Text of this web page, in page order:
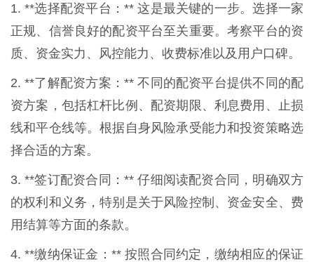
1. **选择配资平台：** 这是最关键的一步。选择一家
正规、信誉良好的配资平台至关重要。考察平台的资
质、资金实力、风控能力、收费标准以及用户口碑。
2. **了解配资方案：** 不同的配资平台提供不同的配
资方案，包括杠杆比例、配资期限、利息费用、止损
线和平仓线等。根据自身风险承受能力和投资策略选
择合适的方案。
3. **签订配资合同：** 仔细阅读配资合同，明确双方
的权利和义务，特别是关于风险控制、资金安全、费
用结算等方面的条款。
4. **缴纳保证金：** 按照合同约定，缴纳相应的保证